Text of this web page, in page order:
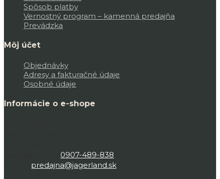
Spôsob platby
Vernostný program – kamenná predajňa
Prevádzka
Môj účet
Objednávky
Adresy a fakturačné údaje
Osobné údaje
Informácie o e-shope
0907-489-838
predajna@jagerland.sk